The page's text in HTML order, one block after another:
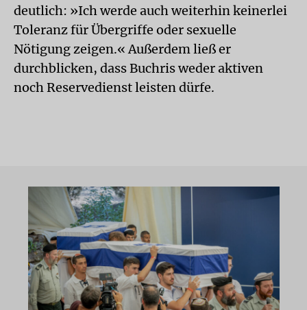
deutlich: »Ich werde auch weiterhin keinerlei
Toleranz für Übergriffe oder sexuelle
Nötigung zeigen.« Außerdem ließ er
durchblicken, dass Buchris weder aktiven
noch Reservedienst leisten dürfe.